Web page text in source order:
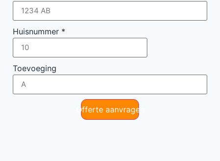
Huisnummer *
Toevoeging
Offerte aanvragen